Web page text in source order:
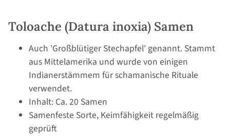
Toloache (Datura inoxia) Samen
Auch 'Großblütiger Stechapfel' genannt. Stammt
aus Mittelamerika und wurde von einigen
Indianerstämmem für schamanische Rituale
verwendet.
Inhalt: Ca. 20 Samen
Samenfeste Sorte, Keimfähigkeit regelmäßig
geprüft